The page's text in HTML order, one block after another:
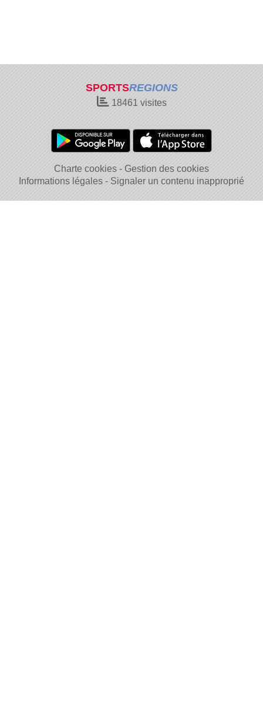
SPORTSREGIONS
18461 visites
Charte cookies
Gestion des cookies
Informations légales
Signaler un contenu inapproprié